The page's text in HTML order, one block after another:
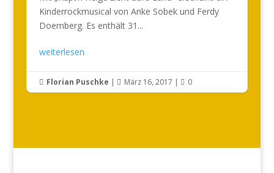
Kinderrockmusical von Anke Sobek und Ferdy
Doernberg. Es enthält 31...
weiterlesen
 Florian Puschke |  März 16, 2017 |  0